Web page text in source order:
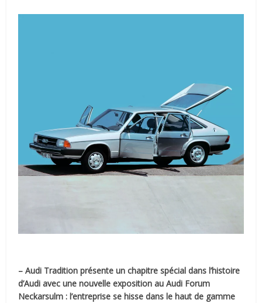
– Audi Tradition présente un chapitre spécial dans l’histoire
d’Audi avec une nouvelle exposition au Audi Forum
Neckarsulm : l’entreprise se hisse dans le haut de gamme